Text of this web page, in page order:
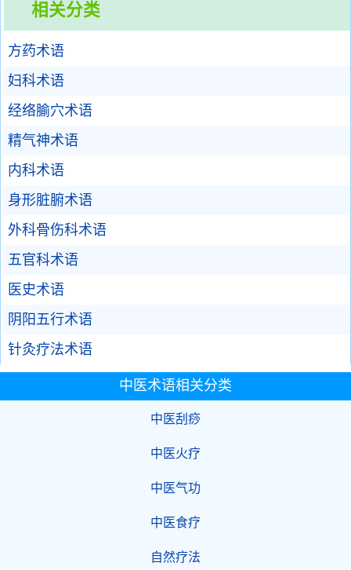
相关分类
方药术语
妇科术语
经络腧穴术语
精气神术语
内科术语
身形脏腑术语
外科骨伤科术语
五官科术语
医史术语
阴阳五行术语
针灸疗法术语
中医术语相关分类
中医刮痧
中医火疗
中医气功
中医食疗
自然疗法